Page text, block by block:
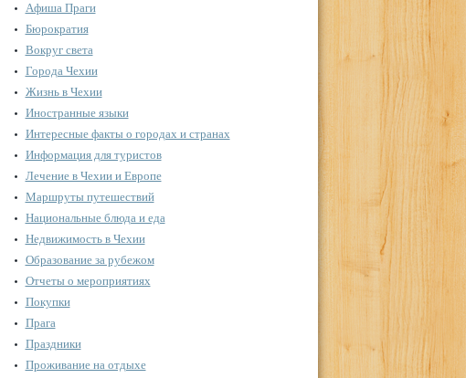
Афиша Праги
Бюрократия
Вокруг света
Города Чехии
Жизнь в Чехии
Иностранные языки
Интересные факты о городах и странах
Информация для туристов
Лечение в Чехии и Европе
Маршруты путешествий
Национальные блюда и еда
Недвижимость в Чехии
Образование за рубежом
Отчеты о мероприятиях
Покупки
Прага
Праздники
Проживание на отдыхе